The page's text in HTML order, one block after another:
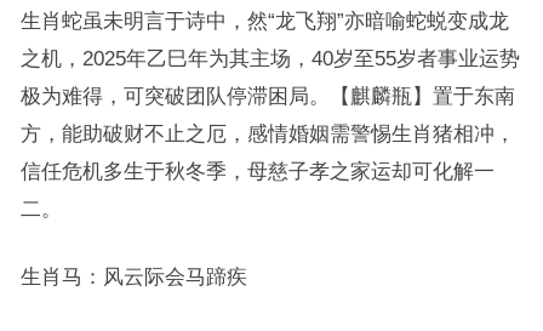
生肖蛇虽未明言于诗中，然“龙飞翔”亦暗喻蛇蜕变成龙
之机，2025年乙巳年为其主场，40岁至55岁者事业运势
极为难得，可突破团队停滞困局。【麒麟瓶】置于东南
方，能助破财不止之厄，感情婚姻需警惕生肖猪相冲，
信任危机多生于秋冬季，母慈子孝之家运却可化解一
二。
生肖马：风云际会马蹄疾